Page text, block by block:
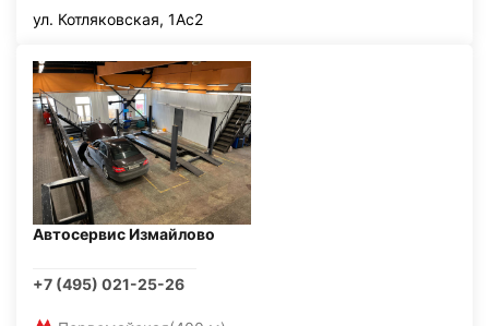
ул. Котляковская, 1Ас2
Автосервис Измайлово
+7 (495) 021-25-26